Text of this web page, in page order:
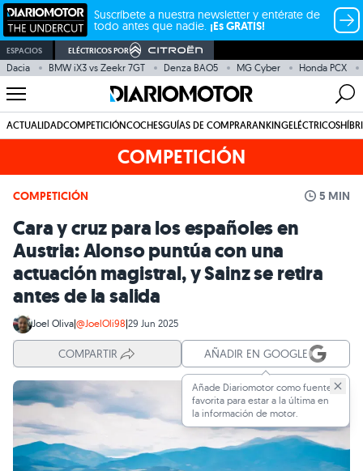
Suscríbete a nuestra newsletter y entérate de
todo antes que nadie. ¡Es GRATIS!
ESPACIOS ELÉCTRICOS POR
Dacia BMW iX3 vs Zeekr 7GT Denza BAO5 MG Cyber Honda PCX
ACTUALIDADCOMPETICIÓNCOCHESGUÍAS DE COMPRARANKINGELÉCTRICOS
COMPETICIÓN
COMPETICIÓN 5 MIN
Cara y cruz para los españoles en
Austria: Alonso puntúa con una
actuación magistral, y Sainz se retira
antes de la salida
Joel Oliva|@JoelOli98|29 Jun 2025
COMPARTIR AÑADIR EN GOOGLE
Añade Diariomotor como fuente
favorita para estar a la última en
la información de motor.